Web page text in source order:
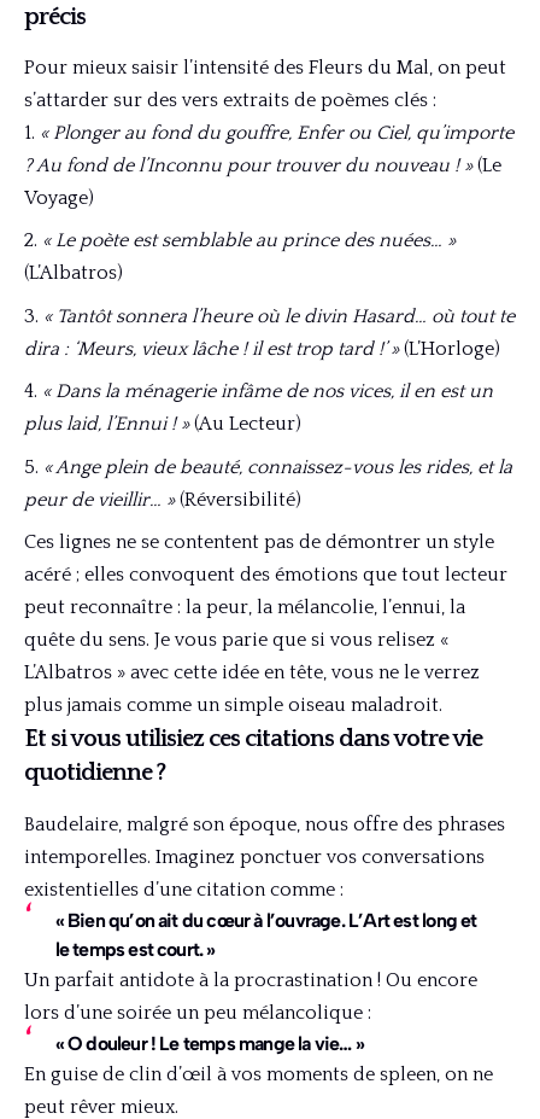
précis
Pour mieux saisir l’intensité des Fleurs du Mal, on peut
s’attarder sur des vers extraits de poèmes clés :
« Plonger au fond du gouffre, Enfer ou Ciel, qu’importe
? Au fond de l’Inconnu pour trouver du nouveau ! »(Le
Voyage)
« Le poète est semblable au prince des nuées… »
(L’Albatros)
« Tantôt sonnera l’heure où le divin Hasard… où tout te
dira : ‘Meurs, vieux lâche ! il est trop tard !’ »(L’Horloge)
« Dans la ménagerie infâme de nos vices, il en est un
plus laid, l’Ennui ! »(Au Lecteur)
« Ange plein de beauté, connaissez-vous les rides, et la
peur de vieillir… »(Réversibilité)
Ces lignes ne se contentent pas de démontrer un style
acéré ; elles convoquent des émotions que tout lecteur
peut reconnaître : la peur, la mélancolie, l’ennui, la
quête du sens. Je vous parie que si vous relisez «
L’Albatros » avec cette idée en tête, vous ne le verrez
plus jamais comme un simple oiseau maladroit.
Et si vous utilisiez ces citations dans votre vie
quotidienne ?
Baudelaire, malgré son époque, nous offre des phrases
intemporelles. Imaginez ponctuer vos conversations
existentielles d’une citation comme :
« Bien qu’on ait du cœur à l’ouvrage. L’Art est long et
le temps est court. »
Un parfait antidote à la procrastination ! Ou encore
lors d’une soirée un peu mélancolique :
« O douleur ! Le temps mange la vie… »
En guise de clin d’œil à vos moments de spleen, on ne
peut rêver mieux.